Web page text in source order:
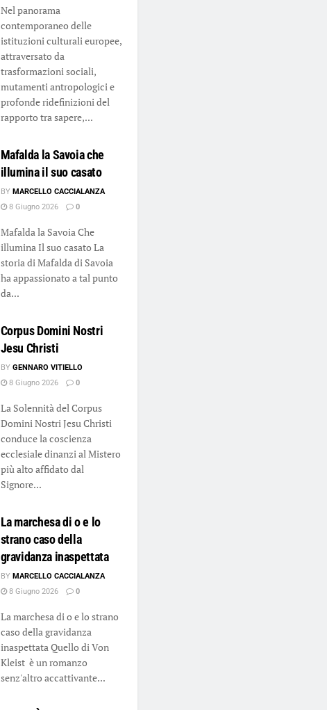
Nel panorama
contemporaneo delle
istituzioni culturali europee,
attraversato da
trasformazioni sociali,
mutamenti antropologici e
profonde ridefinizioni del
rapporto tra sapere,...
Mafalda la Savoia che
illumina il suo casato
BY MARCELLO CACCIALANZA
8 Giugno 2026
0
Mafalda la Savoia Che
illumina Il suo casato La
storia di Mafalda di Savoia
ha appassionato a tal punto
da...
Corpus Domini Nostri
Jesu Christi
BY GENNARO VITIELLO
8 Giugno 2026
0
La Solennità del Corpus
Domini Nostri Jesu Christi
conduce la coscienza
ecclesiale dinanzi al Mistero
più alto affidato dal
Signore...
La marchesa di o e lo
strano caso della
gravidanza inaspettata
BY MARCELLO CACCIALANZA
8 Giugno 2026
0
La marchesa di o e lo strano
caso della gravidanza
inaspettata Quello di Von
Kleist è un romanzo
senz'altro accattivante...